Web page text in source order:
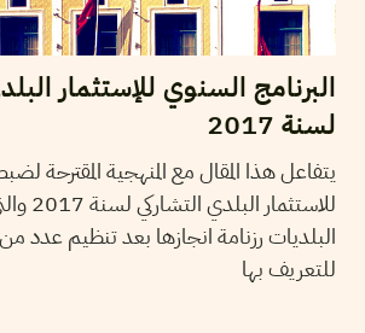
البرنامج السنوي للإستثمار
لسنة 2017
يتفاعل هذا المقال مع المنهجية المقترحة
البلديات رزنامة انجازها بعد تنظيم عدد من
للتعريف بها